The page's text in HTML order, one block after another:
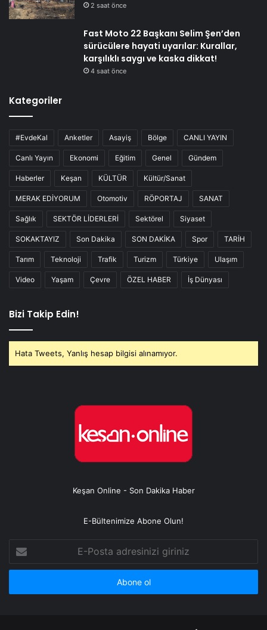
2 saat önce
Fast Moto 22 Başkanı Selim Şen’den
sürücülere hayati uyarılar: Kurallar,
karşılıklı saygı ve kaska dikkat!
4 saat önce
Kategoriler
#EvdeKal Anketler Asayiş Bölge CANLI YAYIN
Canlı Yayın Ekonomi Eğitim Genel Gündem
Haberler Keşan KÜLTÜR Kültür/Sanat
MERAK EDİYORUM Otomotiv RÖPORTAJ SANAT
Sağlık SEKTÖR LİDERLERİ Sektörel Siyaset
SOKAKTAYIZ Son Dakika SON DAKİKA Spor TARİH
Tarım Teknoloji Trafik Turizm Türkiye Ulaşım
Video Yaşam Çevre ÖZEL HABER İş Dünyası
Bizi Takip Edin!
Hata Tweets, Yanlış hesap bilgisi alınamıyor.
Keşan Online - Son Dakika Haber
E-Bültenimize Abone Olun!
Posta
adresinizi